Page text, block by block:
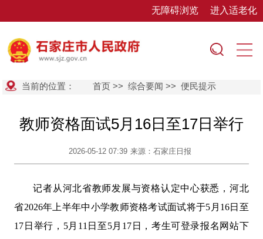
无障碍浏览 进入适老化
当前的位置： 首页 >>综合要闻 >>便民提示
教师资格面试5月16日至17日举行
2026-05-12 07:39 来源：石家庄日报
记者从河北省教师发展与资格认定中心获悉，河北
省2026年上半年中小学教师资格考试面试将于5月16日至
17日举行，5月11日至5月17日，考生可登录报名网站下